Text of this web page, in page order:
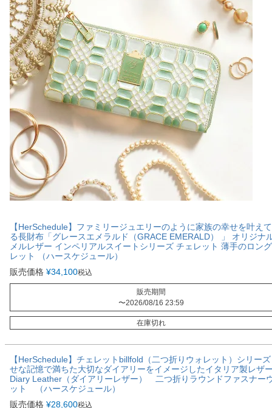
【HerSchedule】ファミリージュエリーのように家族の幸せを叶え
る長財布「グレースエメラルド（GRACE EMERALD） 」 オリジナ
メルレザー インペリアルスイートシリーズ チェレット 薄手のロン
レット （ハースケジュール）
販売価格 ¥34,100税込
販売期間
〜2026/08/16 23:59
在庫切れ
【HerSchedule】チェレットbillfold（二つ折りウォレット）シリー
せな記憶で満ちた大切なダイアリーをイメージしたイタリア製レ
Diary Leather（ダイアリーレザー） 二つ折りラウンドファスナー
ット （ハースケジュール）
販売価格 ¥28,600税込